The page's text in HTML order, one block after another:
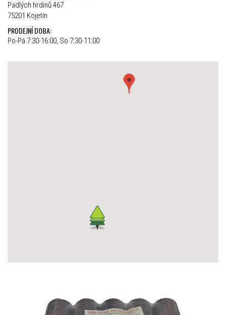
Padlých hrdinů 467
75201 Kojetín
PRODEJNÍ DOBA:
Po-Pá 7:30-16:00, So 7:30-11:00